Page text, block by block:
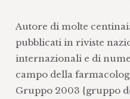
Autore di molte
pubblicati in riviste
internazionali e di
campo della
Gruppo 2003 {gruppo